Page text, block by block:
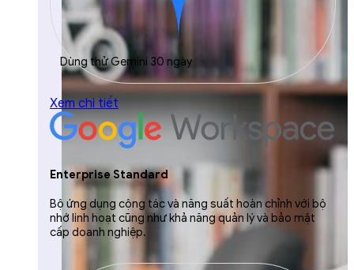
Dùng thử Gemini 30 ngày
Xem chi tiết
Enterprise Standard
Bộ ứng dụng cộng tác và năng suất hoàn chỉnh với bộ
nhớ linh hoạt cũng như khả năng quản lý và bảo mật
cấp doanh nghiệp.